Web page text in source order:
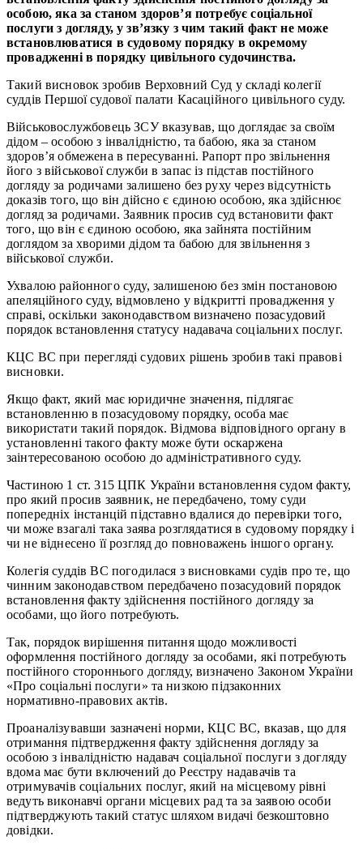
особою, яка за станом здоров’я потребує соціальної
послуги з догляду, у зв’язку з чим такий факт не може
встановлюватися в судовому порядку в окремому
провадженні в порядку цивільного судочинства.
Такий висновок зробив Верховний Суд у складі колегії
суддів Першої судової палати Касаційного цивільного суду.
Військовослужбовець ЗСУ вказував, що доглядає за своїм
дідом – особою з інвалідністю, та бабою, яка за станом
здоров’я обмежена в пересуванні. Рапорт про звільнення
його з військової служби в запас із підстав постійного
догляду за родичами залишено без руху через відсутність
доказів того, що він дійсно є єдиною особою, яка здійснює
догляд за родичами. Заявник просив суд встановити факт
того, що він є єдиною особою, яка зайнята постійним
доглядом за хворими дідом та бабою для звільнення з
військової служби.
Ухвалою районного суду, залишеною без змін постановою
апеляційного суду, відмовлено у відкритті провадження у
справі, оскільки законодавством визначено позасудовий
порядок встановлення статусу надавача соціальних послуг.
КЦС ВС при перегляді судових рішень зробив такі правові
висновки.
Якщо факт, який має юридичне значення, підлягає
встановленню в позасудовому порядку, особа має
використати такий порядок. Відмова відповідного органу в
установленні такого факту може бути оскаржена
заінтересованою особою до адміністративного суду.
Частиною 1 ст. 315 ЦПК України встановлення судом факту,
про який просив заявник, не передбачено, тому суди
попередніх інстанцій підставно вдалися до перевірки того,
чи може взагалі така заява розглядатися в судовому порядку і
чи не віднесено її розгляд до повноважень іншого органу.
Колегія суддів ВС погодилася з висновками судів про те, що
чинним законодавством передбачено позасудовий порядок
встановлення факту здійснення постійного догляду за
особами, що його потребують.
Так, порядок вирішення питання щодо можливості
оформлення постійного догляду за особами, які потребують
постійного стороннього догляду, визначено Законом України
«Про соціальні послуги» та низкою підзаконних
нормативно-правових актів.
Проаналізувавши зазначені норми, КЦС ВС, вказав, що для
отримання підтвердження факту здійснення догляду за
особою з інвалідністю надавач соціальної послуги з догляду
вдома має бути включений до Реєстру надавачів та
отримувачів соціальних послуг, який на місцевому рівні
ведуть виконавчі органи місцевих рад та за заявою особи
підтверджують такий статус шляхом видачі безкоштовно
довідки.